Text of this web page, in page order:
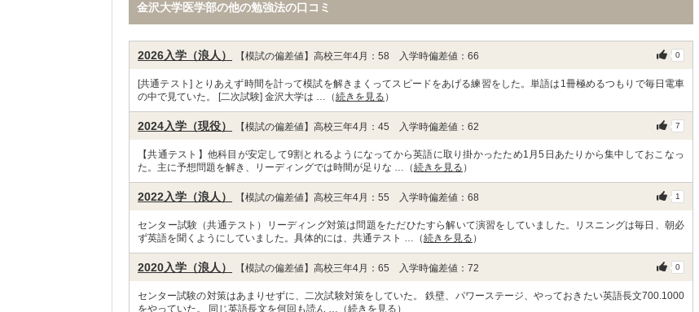
金沢大学医学部の他の勉強法の口コミ
2026入学（浪人） 【模試の偏差値】高校三年4月：58 入学時偏差値：66 0
[共通テスト] とりあえず時間を計って模試を解きまくってスピードをあげる練習をした。単語は1冊極めるつもりで毎日電車
の中で見ていた。 [二次試験] 金沢大学は …（続きを見る ）
2024入学（現役） 【模試の偏差値】高校三年4月：45 入学時偏差値：62 7
【共通テスト】他科目が安定して9割とれるようになってから英語に取り掛かったため1月5日あたりから集中しておこなっ
た。主に予想問題を解き、リーディングでは時間が足りな …（続きを見る ）
2022入学（浪人） 【模試の偏差値】高校三年4月：55 入学時偏差値：68 1
センター試験（共通テスト）リーディング対策は問題をただひたすら解いて演習をしていました。リスニングは毎日、朝必
ず英語を聞くようにしていました。具体的には、共通テスト …（続きを見る ）
2020入学（浪人） 【模試の偏差値】高校三年4月：65 入学時偏差値：72 0
センター試験の対策はあまりせずに、二次試験対策をしていた。 鉄壁、パワーステージ、やっておきたい英語長文700.1000
をやっていた。 同じ英語長文を何回も読ん …（続きを見る ）